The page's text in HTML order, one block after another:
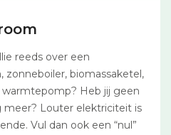
reeds over een
zonneboiler, biomassaketel,
Heb jij geen
meer? Louter elektriciteit is
Vul dan ook een “nul”